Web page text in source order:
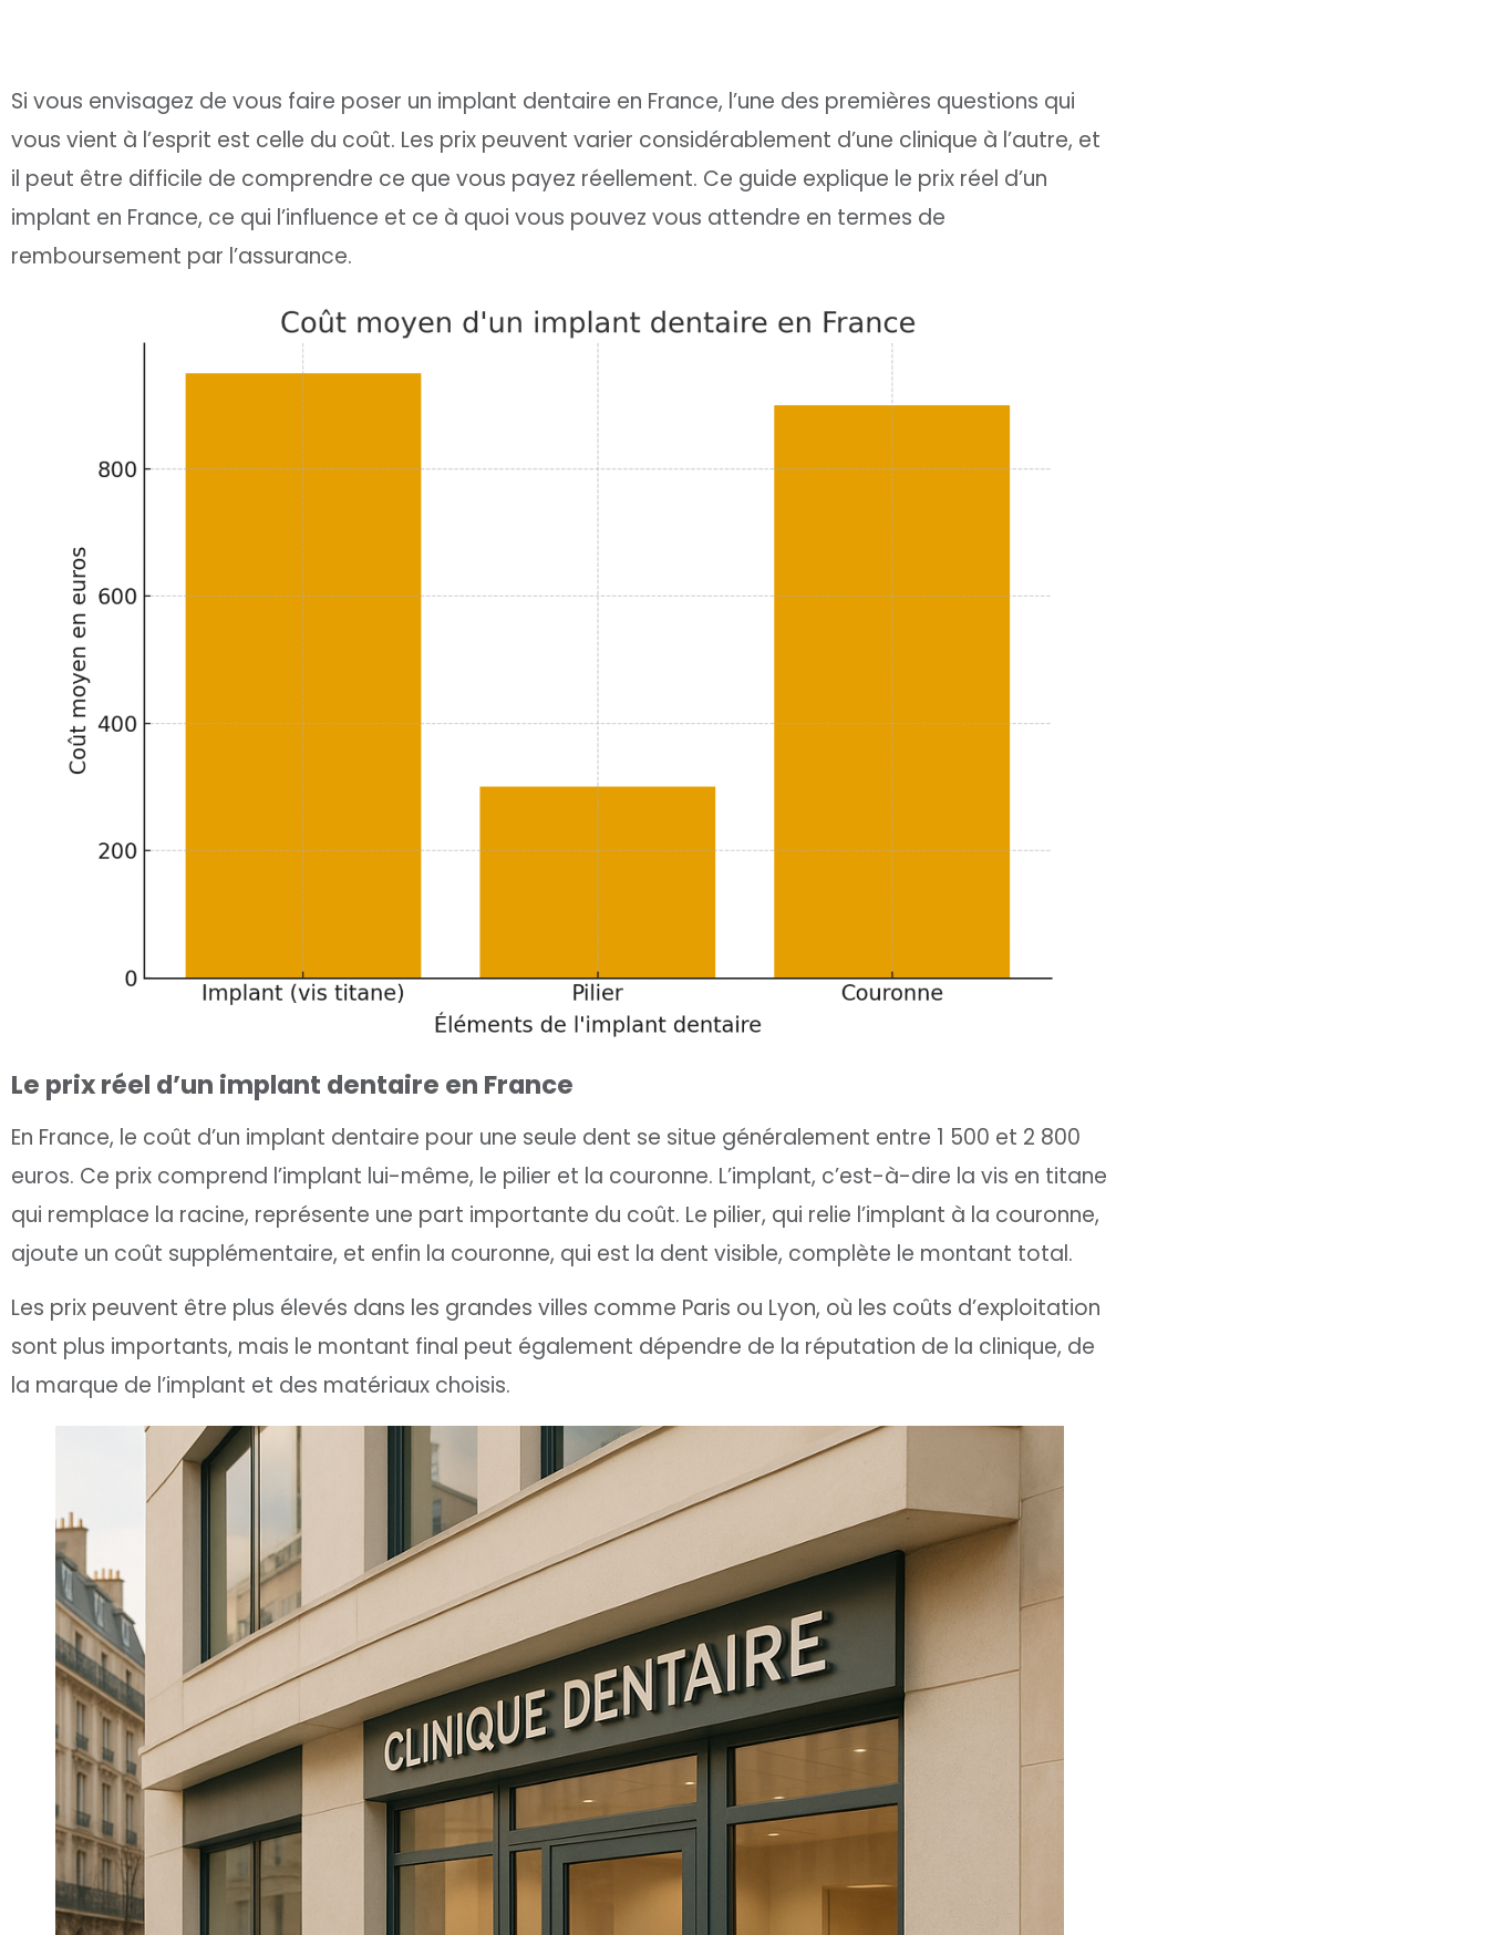
Si vous envisagez de vous faire poser un implant dentaire en France, l’une des premières questions qui
vous vient à l’esprit est celle du coût. Les prix peuvent varier considérablement d’une clinique à l’autre, et
il peut être difficile de comprendre ce que vous payez réellement. Ce guide explique le prix réel d’un
implant en France, ce qui l’influence et ce à quoi vous pouvez vous attendre en termes de
remboursement par l’assurance.
Le prix réel d’un implant dentaire en France
En France, le coût d’un implant dentaire pour une seule dent se situe généralement entre 1 500 et 2 800
euros. Ce prix comprend l’implant lui-même, le pilier et la couronne. L’implant, c’est-à-dire la vis en titane
qui remplace la racine, représente une part importante du coût. Le pilier, qui relie l’implant à la couronne,
ajoute un coût supplémentaire, et enfin la couronne, qui est la dent visible, complète le montant total.
Les prix peuvent être plus élevés dans les grandes villes comme Paris ou Lyon, où les coûts d’exploitation
sont plus importants, mais le montant final peut également dépendre de la réputation de la clinique, de
la marque de l’implant et des matériaux choisis.